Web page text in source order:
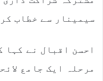
سیمینار سے خطاب
احسن اقبال نے کہا
مرحلہ ایک جامع